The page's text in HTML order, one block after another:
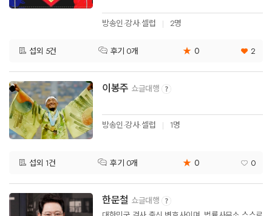
방송인·강사·셀럽 2명
섭외 5건 후기 0개 ★ 0 2
이봉주 쇼글대행
방송인·강사·셀럽 1명
섭외 1건 후기 0개 ★ 0 0
한문철 쇼글대행